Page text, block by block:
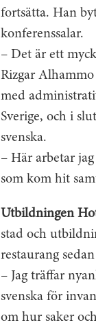
fortsätta. Han
konferenssalar.
– Det är ett
Rizgar
med
Sverige, och i
svenska.
– Här arbetar
som kom hit
Utbildningen
stad och
restaurang
– Jag träffar
svenska för
om hur saker